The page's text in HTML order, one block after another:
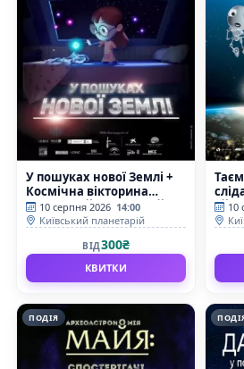
У пошуках нової Землі +
Космічна вікторина
(Київський планетарій)
10 серпня 2026 14:00
Київський планетарій
ВІД300₴
КВИТКИ
10
ПОДІЯ